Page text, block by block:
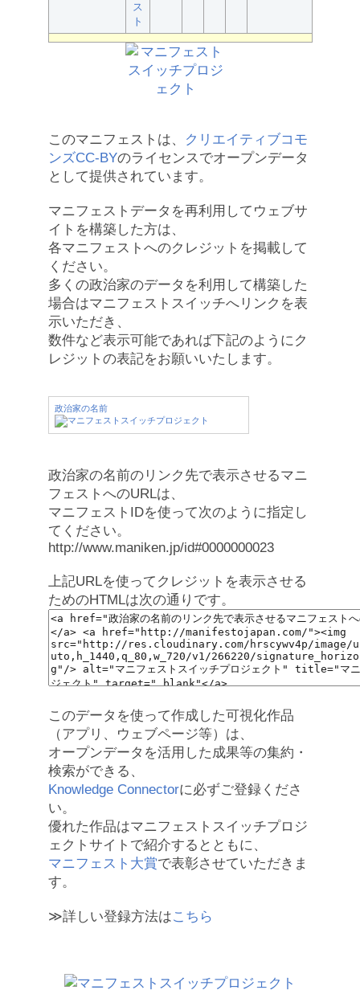
ス
ト
このマニフェストは、
クリエイティブコモ
ンズCC-BYのライセンスでオープンデータ
として提供されています。
マニフェストデータを再利用してウェブサ
イトを構築した方は、
各マニフェストへのクレジットを掲載して
ください。
多くの政治家のデータを利用して構築した
場合はマニフェストスイッチへリンクを表
示いただき、
数件など表示可能であれば下記のようにク
レジットの表記をお願いいたします。
政治家の名前
政治家の名前のリンク先で表示させるマニ
フェストへのURLは、
マニフェストIDを使って次のように指定し
てください。
http://www.maniken.jp/id#0000000023
上記URLを使ってクレジットを表示させる
ためのHTMLは次の通りです。
このデータを使って作成した可視化作品
（アプリ、ウェブページ等）は、
オープンデータを活用した成果等の集約・
検索ができる、
Knowledge Connectorに必ずご登録くださ
い。
優れた作品はマニフェストスイッチプロジ
ェクトサイトで紹介するとともに、
マニフェスト大賞で表彰させていただきま
す。
≫詳しい登録方法はこちら